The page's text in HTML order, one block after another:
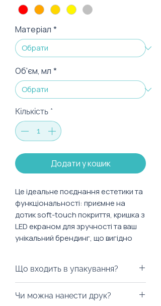
Матеріал *
Об'єм, мл *
Кількість *
Додати у кошик
Це ідеальне поєднання естетики та
функціональності: приємне на
дотик soft-touch покриття, кришка з
LED екраном для зручності та ваш
унікальний брендинг, що вигідно
Обирайте колір, що ідеально
відображає стиль вашого бренду –
доступні всі 213 відтінків палітри
Що входить в упакування?
багато. Ми можемо припіднести
Чи можна нанести друк?